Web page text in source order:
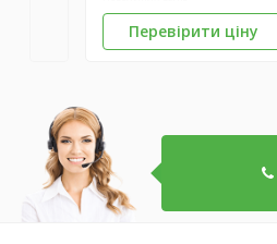
Перевірити ціну